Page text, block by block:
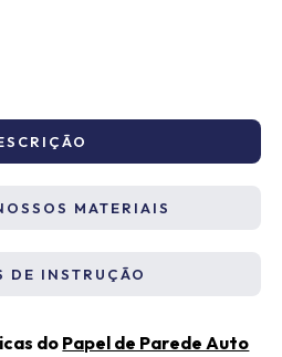
MATERIAIS
DE INSTRUÇÃO
doPapel de Parede Auto